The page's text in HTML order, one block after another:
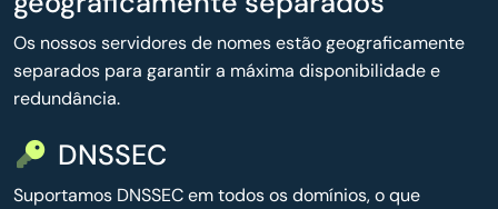
Os nossos servidores de nomes estão geograficamente
separados para garantir a máxima disponibilidade e
redundância.
DNSSEC
Suportamos DNSSEC em todos os domínios, o que